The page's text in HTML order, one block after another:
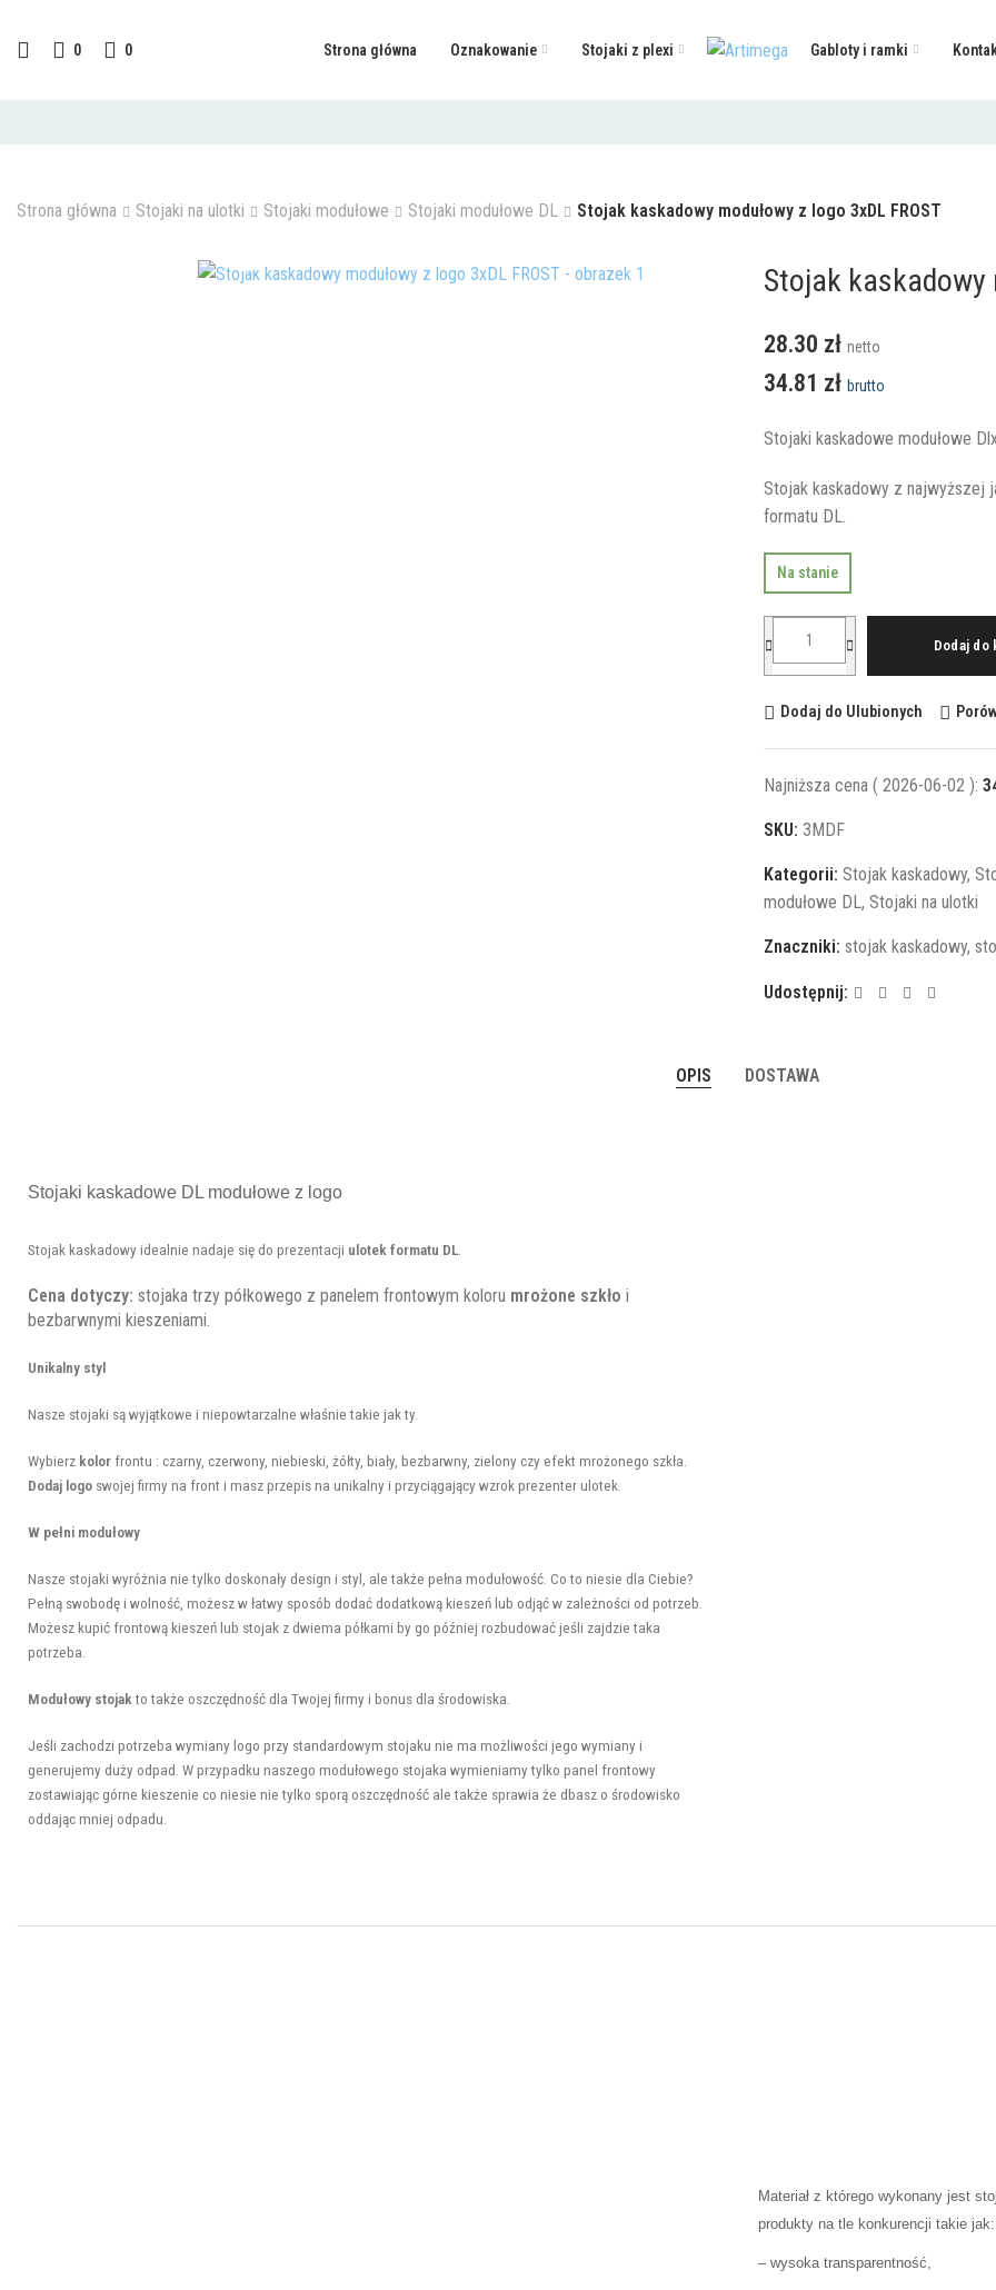
0 0 Strona główna Oznakowanie Stojaki z plexi Gabloty i ramki
Strona główna Stojaki na ulotki Stojaki modułowe Stojaki modułowe DL Stojak kaskadowy modułowy z logo 3xDL FROST
Stojak kaskadowy
28.30 zł netto
34.81 zł brutto
Stojaki kaskadowe modułowe
Stojak kaskadowy z najwyższej
formatu DL.
Na stanie
Dodaj do
Dodaj do Ulubionych
Najniższa cena ( 2026-06-02 ):
SKU: 3MDF
Kategorii: Stojak kaskadowy,
modułowe DL, Stojaki na ulotki
Znaczniki: stojak kaskadowy,
Udostępnij:
OPIS DOSTAWA
Stojaki kaskadowe DL modułowe z logo
Stojak kaskadowy idealnie nadaje się do prezentacji ulotek formatu DL
Cena dotyczy: stojaka trzy półkowego z panelem frontowym koloru mrożone szkło i
bezbarwnymi kieszeniami.
Unikalny styl
Nasze stojaki są wyjątkowe i niepowtarzalne właśnie takie jak ty.
Wybierz kolor frontu : czarny, czerwony, niebieski, żółty, biały, bezbarwny, zielony czy efekt mrożonego szkła.
Dodaj logo swojej firmy na front i masz przepis na unikalny i przyciągający wzrok prezenter ulotek.
W pełni modułowy
Nasze stojaki wyróżnia nie tylko doskonały design i styl, ale także pełna modułowość. Co to niesie dla Ciebie?
Pełną swobodę i wolność, możesz w łatwy sposób dodać dodatkową kieszeń lub odjąć w zależności od potrzeb.
Możesz kupić frontową kieszeń lub stojak z dwiema półkami by go później rozbudować jeśli zajdzie taka
potrzeba.
Modułowy stojak to także oszczędność dla Twojej firmy i bonus dla środowiska.
Jeśli zachodzi potrzeba wymiany logo przy standardowym stojaku nie ma możliwości jego wymiany i
generujemy duży odpad. W przypadku naszego modułowego stojaka wymieniamy tylko panel frontowy
zostawiając górne kieszenie co niesie nie tylko sporą oszczędność ale także sprawia że dbasz o środowisko
oddając mniej odpadu.
Materiał z którego wykonany jest
produkty na tle konkurencji takie jak:
– wysoka transparentność,